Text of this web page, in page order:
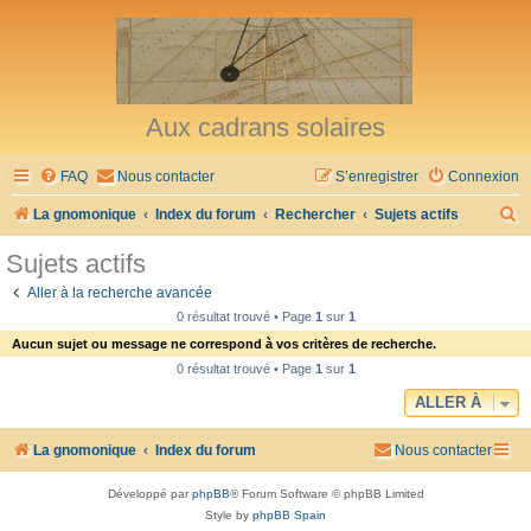
Aux cadrans solaires
FAQ Nous contacter Connexion
S’enregistrer
La gnomonique Index du forum Rechercher Sujets actifs
h
Sujets actifs
Aller à la recherche avancée
0 résultat trouvé • Page 1sur 1
Aucun sujet ou message ne correspond à vos critères de recherche.
0 résultat trouvé • Page 1sur 1
ALLER À
La gnomonique Index du forum Nous contacter
Développé parphpBB® Forum Software © phpBB Limited
Style by phpBB Spain